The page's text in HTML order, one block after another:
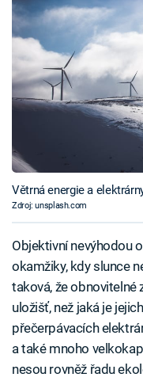
Větrná energie a
Zdroj: unsplash.com
Objektivní nevýhodou
okamžiky, kdy slunce
taková, že obnovitelné
uložišť, než jaká je
přečerpávacích
a také mnoho
nesou rovněž řadu